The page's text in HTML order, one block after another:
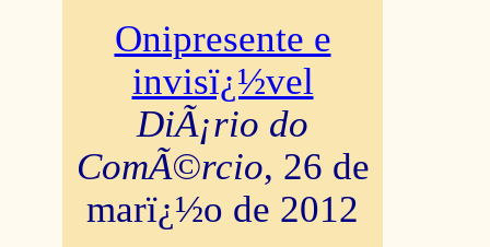
Onipresente e
invisï¿½vel
DiÃ¡rio do
ComÃ©rcio, 26 de
marï¿½o de 2012